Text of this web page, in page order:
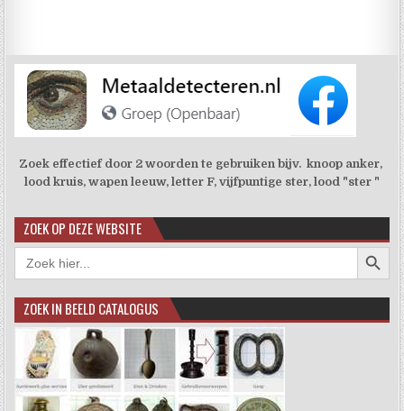
Zoek effectief door 2 woorden te gebruiken bijv. knoop anker,
lood kruis, wapen leeuw, letter F, vijfpuntige ster, lood "ster "
ZOEK OP DEZE WEBSITE
Zoek
naar:
ZOEK IN BEELD CATALOGUS